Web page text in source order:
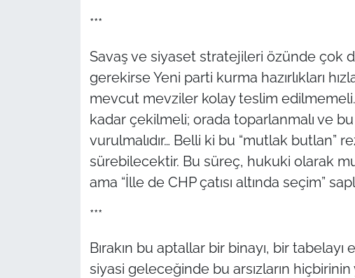
***
Savaş ve siyaset stratejileri özünde çok
gerekirse Yeni parti kurma hazırlıkları
mevcut mevziler kolay teslim edilmemeli.
kadar çekilmeli; orada toparlanmalı ve
vurulmalıdır… Belli ki bu “mutlak butlan”
sürebilecektir. Bu süreç, hukuki olarak
ama “İlle de CHP çatısı altında seçim”
***
Bırakın bu aptallar bir binayı, bir
siyasi geleceğinde bu arsızların